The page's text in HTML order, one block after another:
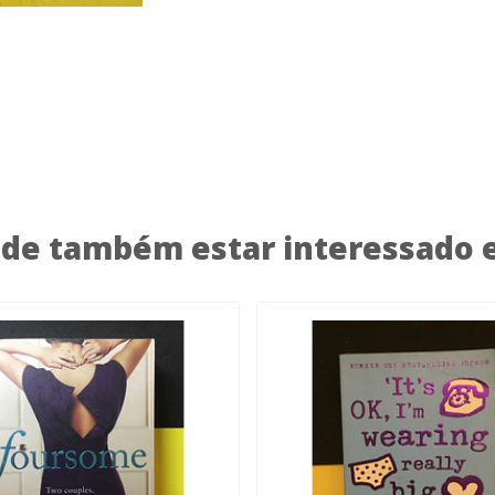
também estar interessado